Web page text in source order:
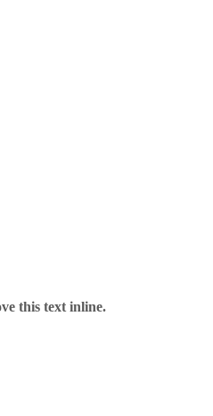
this text inline.